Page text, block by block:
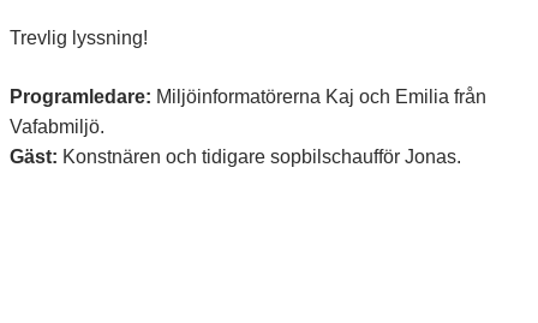
Trevlig lyssning!
Programledare: Miljöinformatörerna Kaj och Emilia från
Vafabmiljö.
Gäst: Konstnären och tidigare sopbilschaufför Jonas.